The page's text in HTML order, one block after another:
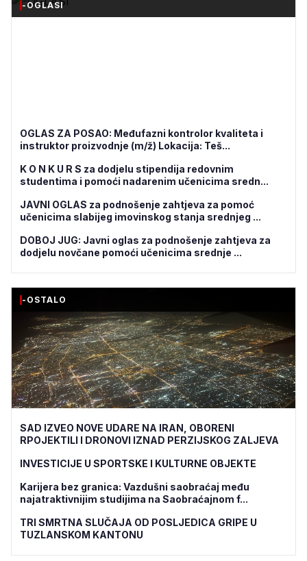
-OGLASI
OGLAS ZA POSAO: Međufazni kontrolor kvaliteta i
instruktor proizvodnje (m/ž) Lokacija: Teš...
K O N K U R S za dodjelu stipendija redovnim
studentima i pomoći nadarenim učenicima sredn...
JAVNI OGLAS za podnošenje zahtjeva za pomoć
učenicima slabijeg imovinskog stanja srednjeg ...
DOBOJ JUG: Javni oglas za podnošenje zahtjeva za
dodjelu novčane pomoći učenicima srednje ...
-OSTALO
SAD IZVEO NOVE UDARE NA IRAN, OBORENI
RPOJEKTILI I DRONOVI IZNAD PERZIJSKOG ZALJEVA
INVESTICIJE U SPORTSKE I KULTURNE OBJEKTE
Karijera bez granica: Vazdušni saobraćaj među
najatraktivnijim studijima na Saobraćajnom f...
TRI SMRTNA SLUČAJA OD POSLJEDICA GRIPE U
TUZLANSKOM KANTONU